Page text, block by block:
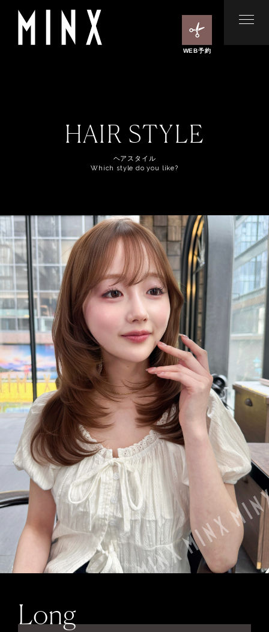
WEB予約
HAIR STYLE
ヘアスタイル
Which style do you like?
Long